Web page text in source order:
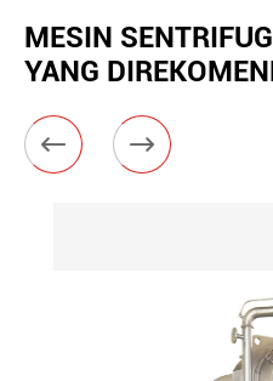
MESIN
YANG
 